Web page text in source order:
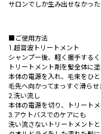
サロンでしか生み出せなかっ
■ご使用方法
1.超音波トリートメント
シャンプー後、軽く握手する
トリートメント剤を髪全体に塗
本体の電源を入れ、毛束をひ
毛先へ向かってまっすぐ滑らせ
2.洗い流し
本体の電源を切り、トリートメ
3.アウトバスでのケアにも
洗い流さないトリートメントと